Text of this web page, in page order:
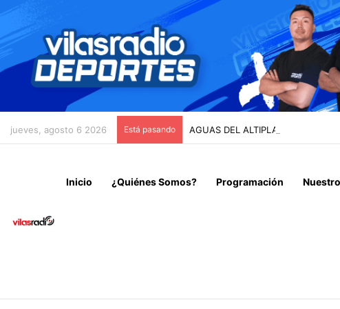
jueves, agosto 6 2026 Está pasando AGUAS DEL ALTIPLANO INICIA
Inicio ¿Quiénes Somos? Programación